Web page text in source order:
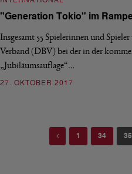
"Generation Tokio" im
Insgesamt 55 Spielerinnen und
Verband (DBV) bei der in der
„Jubiläumsauflage“…
27. OKTOBER 2017
Previous
1 34 35